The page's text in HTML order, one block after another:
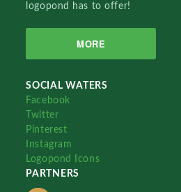
logopond has to offer!
MORE
SOCIAL WATERS
Facebook
Twitter
Pinterest
Instagram
Logopond Icons
PARTNERS